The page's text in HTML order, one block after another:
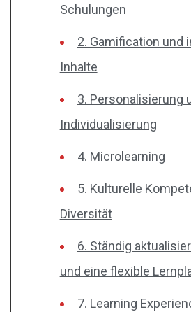
Schulungen
2. Gamification und
Inhalte
3. Personalisierung
Individualisierung
4. Microlearning
5. Kulturelle
Diversität
6. Ständig
und eine flexible
7. Learning